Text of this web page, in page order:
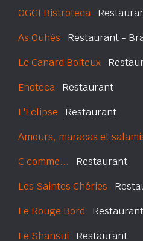
OGGI Bistroteca
As Ouhès Restaurant -
Le Canard Boiteux
Enoteca Restaurant
L'Eclipse Restaurant
Amours, maracas et
C comme... Restaurant
Les Saintes Chéries
Le Rouge Bord Restaurant
Le Shansui Restaurant